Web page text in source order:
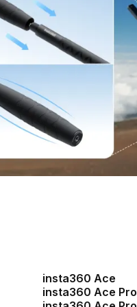
insta360 Ace
insta360 Ace Pro